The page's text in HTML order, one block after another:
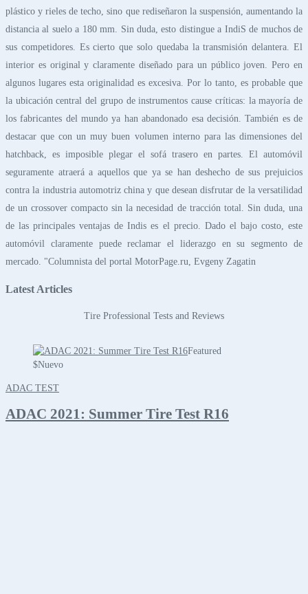
plástico y rieles de techo, sino que rediseñaron la suspensión, aumentando la
distancia al suelo a 180 mm. Sin duda, esto distingue a IndiS de muchos de
sus competidores. Es cierto que solo quedaba la transmisión delantera. El
interior es original y claramente diseñado para un público joven. Pero en
algunos lugares esta originalidad es excesiva. Por lo tanto, es probable que
la ubicación central del grupo de instrumentos cause críticas: la mayoría de
los fabricantes del mundo ya han abandonado esa decisión. También es de
destacar que con un muy buen volumen interno para las dimensiones del
hatchback, es imposible plegar el sofá trasero en partes. El automóvil
seguramente atraerá a aquellos que ya se han deshecho de sus prejuicios
contra la industria automotriz china y que desean disfrutar de la versatilidad
de un crossover compacto sin la necesidad de tracción total. Sin duda, una
de las principales ventajas de Indis es el precio. Dado el bajo costo, este
automóvil claramente puede reclamar el liderazgo en su segmento de
mercado. "Columnista del portal MotorPage.ru, Evgeny Zagatin
Latest Articles
Tire Professional Tests and Reviews
Featured
$Nuevo
ADAC TEST
ADAC 2021: Summer Tire Test R16